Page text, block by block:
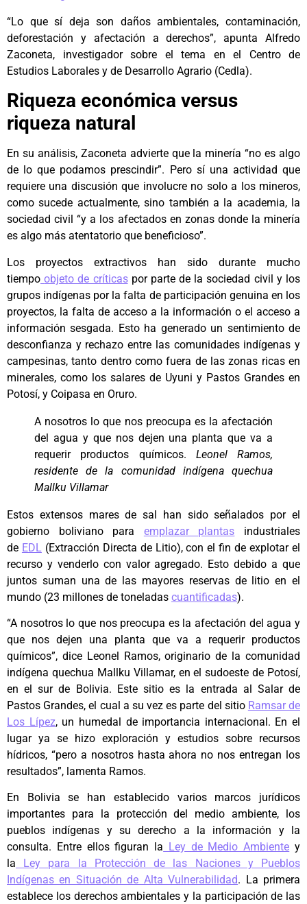
“Lo que sí deja son daños ambientales, contaminación,
deforestación y afectación a derechos”, apunta Alfredo
Zaconeta, investigador sobre el tema en el Centro de
Estudios Laborales y de Desarrollo Agrario (Cedla).
Riqueza económica versus
riqueza natural
En su análisis, Zaconeta advierte que la minería “no es algo
de lo que podamos prescindir”. Pero sí una actividad que
requiere una discusión que involucre no solo a los mineros,
como sucede actualmente, sino también a la academia, la
sociedad civil “y a los afectados en zonas donde la minería
es algo más atentatorio que beneficioso”.
Los proyectos extractivos han sido durante mucho
tiempo objeto de críticaspor parte de la sociedad civil y los
grupos indígenas por la falta de participación genuina en los
proyectos, la falta de acceso a la información o el acceso a
información sesgada. Esto ha generado un sentimiento de
desconfianza y rechazo entre las comunidades indígenas y
campesinas, tanto dentro como fuera de las zonas ricas en
minerales, como los salares de Uyuni y Pastos Grandes en
Potosí, y Coipasa en Oruro.
A nosotros lo que nos preocupa es la afectación
del agua y que nos dejen una planta que va a
requerir productos químicos. Leonel Ramos,
residente de la comunidad indígena quechua
Mallku Villamar
Estos extensos mares de sal han sido señalados por el
gobierno boliviano para emplazar plantas industriales
de EDL (Extracción Directa de Litio), con el fin de explotar el
recurso y venderlo con valor agregado. Esto debido a que
juntos suman una de las mayores reservas de litio en el
mundo (23 millones de toneladas cuantificadas).
“A nosotros lo que nos preocupa es la afectación del agua y
que nos dejen una planta que va a requerir productos
químicos”, dice Leonel Ramos, originario de la comunidad
indígena quechua Mallku Villamar, en el sudoeste de Potosí,
en el sur de Bolivia. Este sitio es la entrada al Salar de
Pastos Grandes, el cual a su vez es parte del sitio Ramsar de
Los Lípez, un humedal de importancia internacional. En el
lugar ya se hizo exploración y estudios sobre recursos
hídricos, “pero a nosotros hasta ahora no nos entregan los
resultados”, lamenta Ramos.
En Bolivia se han establecido varios marcos jurídicos
importantes para la protección del medio ambiente, los
pueblos indígenas y su derecho a la información y la
consulta. Entre ellos figuran la Ley de Medio Ambiente y
la Ley para la Protección de las Naciones y Pueblos
Indígenas en Situación de Alta Vulnerabilidad. La primera
establece los derechos ambientales y la participación de las